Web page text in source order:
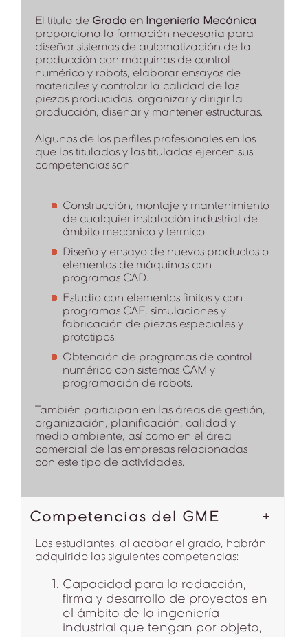
El título de Grado en Ingeniería Mecánica
proporciona la formación necesaria para
diseñar sistemas de automatización de la
producción con máquinas de control
numérico y robots, elaborar ensayos de
materiales y controlar la calidad de las
piezas producidas, organizar y dirigir la
producción, diseñar y mantener estructuras.
Algunos de los perfiles profesionales en los
que los titulados y las tituladas ejercen sus
competencias son:
Construcción, montaje y mantenimiento
de cualquier instalación industrial de
ámbito mecánico y térmico.
Diseño y ensayo de nuevos productos o
elementos de máquinas con
programas CAD.
Estudio con elementos finitos y con
programas CAE, simulaciones y
fabricación de piezas especiales y
prototipos.
Obtención de programas de control
numérico con sistemas CAM y
programación de robots.
También participan en las áreas de gestión,
organización, planificación, calidad y
medio ambiente, así como en el área
comercial de las empresas relacionadas
con este tipo de actividades.
Competencias del GME
Los estudiantes, al acabar el grado, habrán
adquirido las siguientes competencias:
Capacidad para la redacción,
firma y desarrollo de proyectos en
el ámbito de la ingeniería
industrial que tengan por objeto,